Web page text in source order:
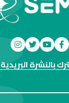
بالنشرة البريدية